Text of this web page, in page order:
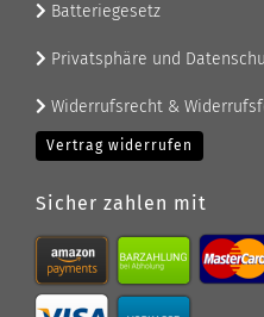
Batteriegesetz
Privatsphäre und
Widerrufsrecht &
Vertrag widerrufen
Sicher zahlen mit